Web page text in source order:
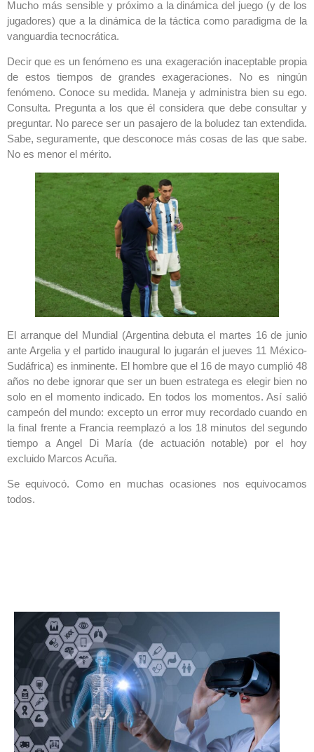
Mucho más sensible y próximo a la dinámica del juego (y de los
jugadores) que a la dinámica de la táctica como paradigma de la
vanguardia tecnocrática.
Decir que es un fenómeno es una exageración inaceptable propia
de estos tiempos de grandes exageraciones. No es ningún
fenómeno. Conoce su medida. Maneja y administra bien su ego.
Consulta. Pregunta a los que él considera que debe consultar y
preguntar. No parece ser un pasajero de la boludez tan extendida.
Sabe, seguramente, que desconoce más cosas de las que sabe.
No es menor el mérito.
El arranque del Mundial (Argentina debuta el martes 16 de junio
ante Argelia y el partido inaugural lo jugarán el jueves 11 México-
Sudáfrica) es inminente. El hombre que el 16 de mayo cumplió 48
años no debe ignorar que ser un buen estratega es elegir bien no
solo en el momento indicado. En todos los momentos. Así salió
campeón del mundo: excepto un error muy recordado cuando en
la final frente a Francia reemplazó a los 18 minutos del segundo
tiempo a Angel Di María (de actuación notable) por el hoy
excluido Marcos Acuña.
Se equivocó. Como en muchas ocasiones nos equivocamos
todos.